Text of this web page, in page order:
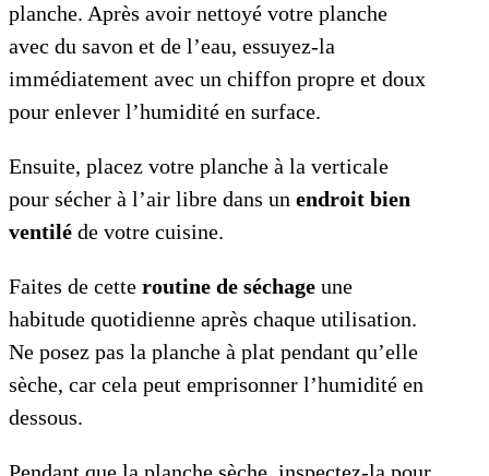
planche. Après avoir nettoyé votre planche
avec du savon et de l’eau, essuyez-la
immédiatement avec un chiffon propre et doux
pour enlever l’humidité en surface.
Ensuite, placez votre planche à la verticale
pour sécher à l’air libre dans un endroit bien
ventilé de votre cuisine.
Faites de cette routine de séchage une
habitude quotidienne après chaque utilisation.
Ne posez pas la planche à plat pendant qu’elle
sèche, car cela peut emprisonner l’humidité en
dessous.